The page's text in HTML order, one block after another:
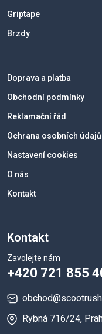
Griptape
Brzdy
Doprava a platba
Obchodní podmínky
Reklamační řád
Ochrana osobních údajů
Nastavení cookies
O nás
Kontakt
Kontakt
Zavolejte nám
+420 721 855
Rybná 716/24,